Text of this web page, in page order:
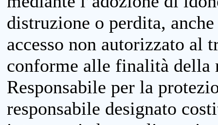
distruzione o perdita,
accesso non autorizzato al
conforme alle finalità della
Responsabile per la
responsabile designato